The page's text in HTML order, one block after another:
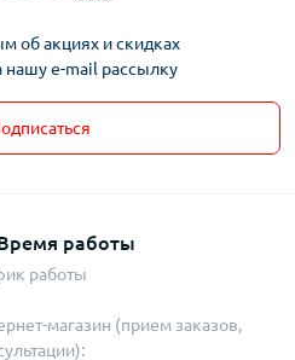
об акциях и скидках
нашу e-mail рассылку
работы
работы
магазин (прием заказов,